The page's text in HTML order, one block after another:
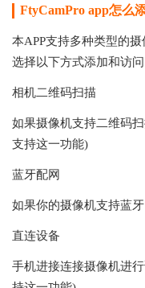
FtyCamPro app怎么
本APP支持多种类型的
选择以下方式添加和访问
相机二维码扫描
如果摄像机支持二维码
支持这一功能)
蓝牙配网
如果你的摄像机支持蓝
直连设备
手机进接连接摄像机进